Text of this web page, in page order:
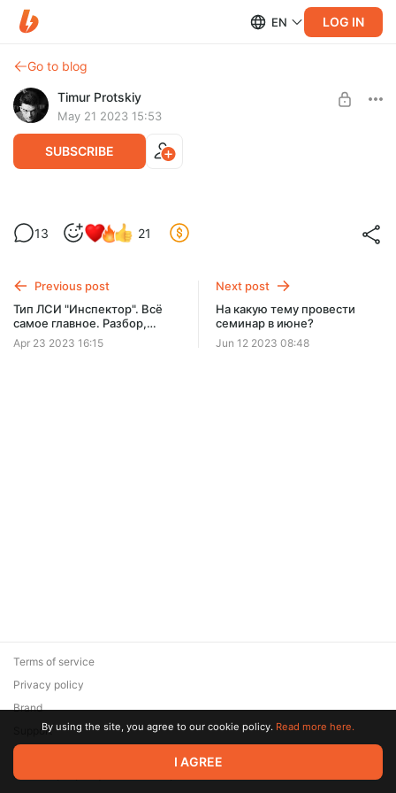
EN LOG IN
Go to blog
Timur Protskiy
May 21 2023 15:53
SUBSCRIBE
Тип ЭСЭ "Гюго". Какие они на самом
деле? Загадочная Альфа. Соционика
блогера ЭСЭ + обсудим примеры из практики + ответы на
вопросы (2 часа 20 минут)
Level required:
UNLOCK POST
13 21
Previous post
Тип ЛСИ "Инспектор". Всё
самое главное. Разбор,
примеры из практики.
Apr 23 2023 16:15
Next post
На какую тему провести
семинар в июне?
Jun 12 2023 08:48
© 2026 Zaya Solutions Limited. All rights reserved. All trademarks
are the property of their respective owners.
Terms of service
Privacy policy
Brand
SupportBy using the site, you agree to our cookie policy. Read more here.
I AGREE